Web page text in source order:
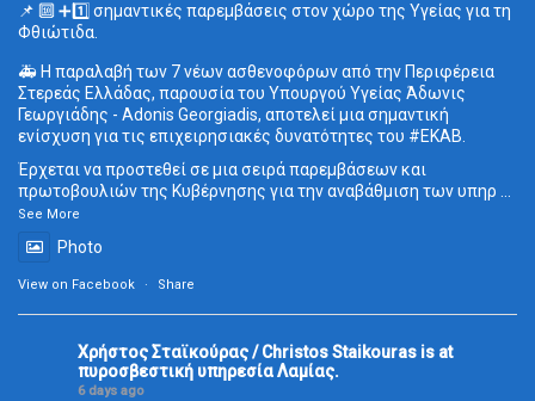
📌 🔟 ➕1️⃣ σημαντικές παρεμβάσεις στον χώρο της Υγείας για τη
Φθιώτιδα.
🚑 Η παραλαβή των 7 νέων ασθενοφόρων από την Περιφέρεια
Στερεάς Ελλάδας, παρουσία του Υπουργού Υγείας Άδωνις
Γεωργιάδης - Adonis Georgiadis, αποτελεί μια σημαντική
ενίσχυση για τις επιχειρησιακές δυνατότητες του #ΕΚΑΒ
Έρχεται να προστεθεί σε μια σειρά παρεμβάσεων και
πρωτοβουλιών της Κυβέρνησης για την αναβάθμιση των υπηρ
See More
Photo
View on Facebook · Share
Χρήστος Σταϊκούρας / Christos Staikouras is at
πυροσβεστική υπηρεσία Λαμίας.
6 days ago